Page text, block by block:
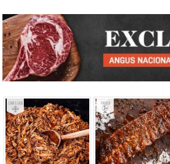
Congelado Fresco